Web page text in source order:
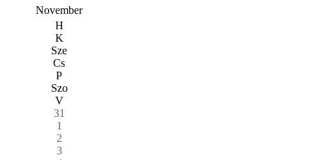
November
H
K
Sze
Cs
P
Szo
V
31
1
2
3